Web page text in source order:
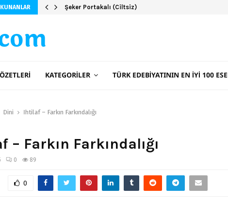
Şeker Portakalı (Ciltsiz)
KATEGORILER TÜRK EDEBIYATININ EN İYI 100
Dini İhtilaf – Farkın Farkındalığı
– Farkın Farkındalığı
0 89
0